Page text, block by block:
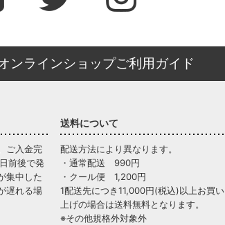
ンラインショップご利用ガイド
ご入金完
前後で発
集中した
遅れる場
送料について
配送方法により異なります。
・通常配送 990円
・クール便 1,200円
1配送先につき11,000円(税込)以上お買い
上げの場合は送料無料となります。
※その他規格外対象外